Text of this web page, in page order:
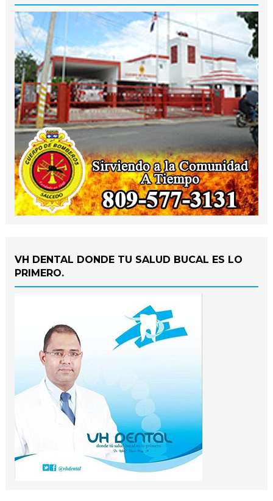
VH DENTAL DONDE TU SALUD BUCAL ES LO
PRIMERO.